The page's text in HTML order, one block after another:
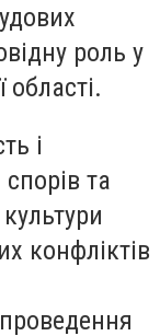
роль у
і
спорів та
конфліктів